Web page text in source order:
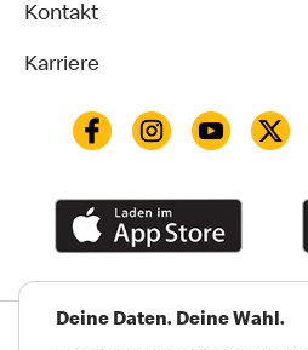
Kontakt
Karriere
Deine Daten. Deine Wahl.